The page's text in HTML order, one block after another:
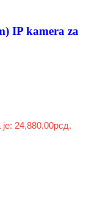
IP kamera za
24,880.00рсд.